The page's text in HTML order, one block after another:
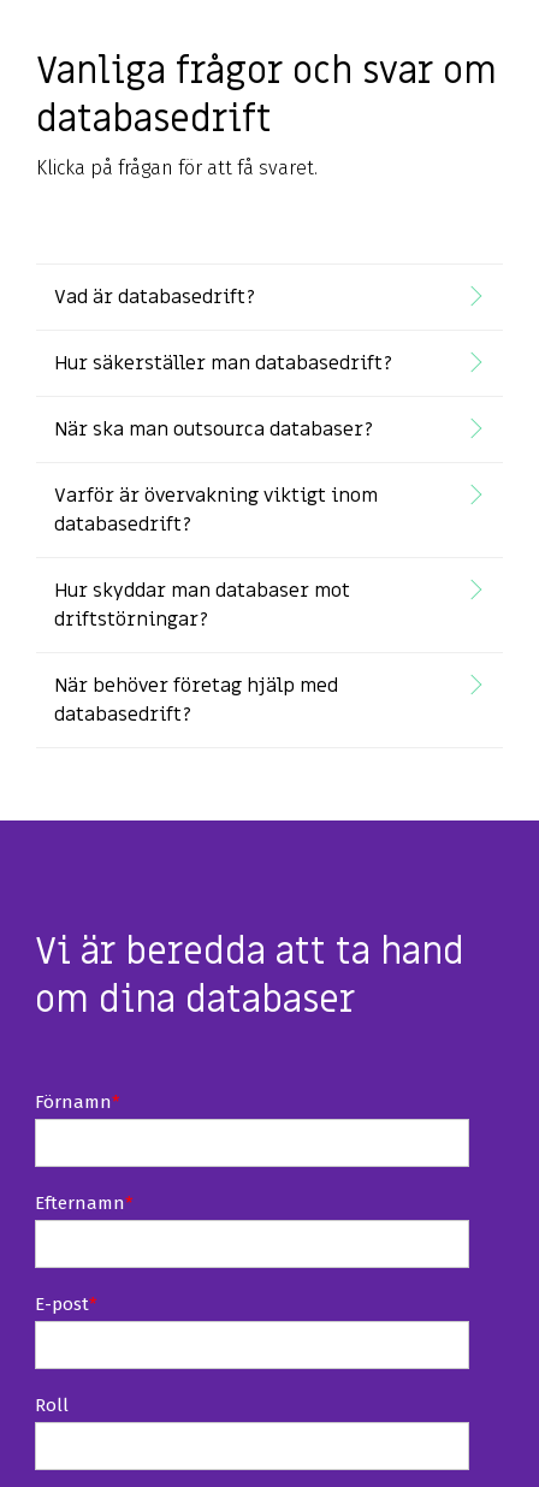
Vanliga frågor och svar om
databasedrift
Klicka på frågan för att få svaret.
Vad är databasedrift?
Hur säkerställer man databasedrift?
När ska man outsourca databaser?
Varför är övervakning viktigt inom
databasedrift?
Hur skyddar man databaser mot
driftstörningar?
När behöver företag hjälp med
databasedrift?
Vi är beredda att ta hand
om dina databaser
Förnamn*
Efternamn*
E-post*
Roll